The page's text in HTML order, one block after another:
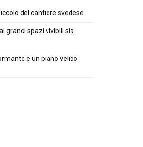
del cantiere svedese
grandi spazi vivibili sia
e un piano velico